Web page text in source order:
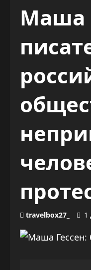
Маша
travelbox27_ 1